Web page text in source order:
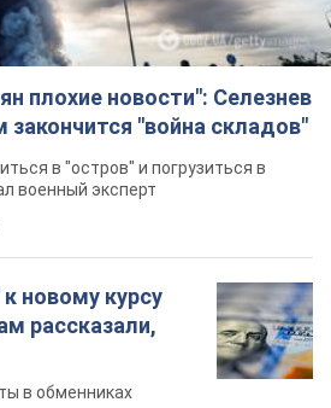
плохие новости": Селезнев
"война складов"
в "остров" и погрузиться в
военный эксперт
новому курсу
рассказали,
в обменниках